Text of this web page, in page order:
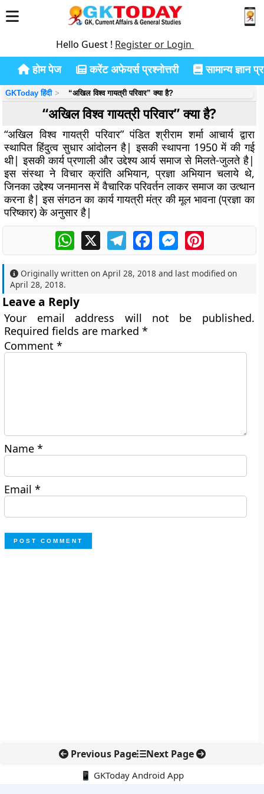
Hello Guest ! Register or Login
होम पेज करेंट अफेयर्स प्रश्नोत्तरी सामान्य ज्ञान
GKToday हिंदी “अखिल विश्व गायत्री परिवार” क्या है?
“अखिल विश्व गायत्री परिवार” क्या है?
“अखिल विश्व गायत्री परिवार” पंडित श्रीराम शर्मा आचार्य द्वारा
स्थापित हिंदुत्व सुधार आंदोलन है| इसकी स्थापना 1950 में की गई
थी| इसकी कार्य प्रणाली और उद्देश्य आर्य समाज से मिलते-जुलते है|
इस संस्था ने विचार क्रांति अभियान, प्रज्ञा अभियान चलाये थे,
जिनका उद्देश्य जनमानस में वैचारिक परिवर्तन लाकर समाज का उत्थान
करना है| इस संगठन का कार्य गायत्री मंत्र की मूल भावना (प्रज्ञा का
परिष्कार) के अनुसार है|
WhatsApp
X TelegramFacebookMessengerPinterest
Originally written onApril 28, 2018 and last modified on
April 28, 2018.
Leave a Reply
Your email address will not be published.
Required fields are marked*
Comment*
Name*
Email*
Previous Page Next Page
📱 GKToday Android App